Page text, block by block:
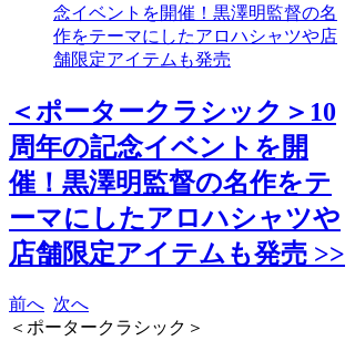
念イベントを開催！黒澤明監督の名
作をテーマにしたアロハシャツや店
舗限定アイテムも発売
＜ポータークラシック＞10
周年の記念イベントを開
催！黒澤明監督の名作をテ
ーマにしたアロハシャツや
店舗限定アイテムも発売 >>
前へ 次へ
＜ポータークラシック＞